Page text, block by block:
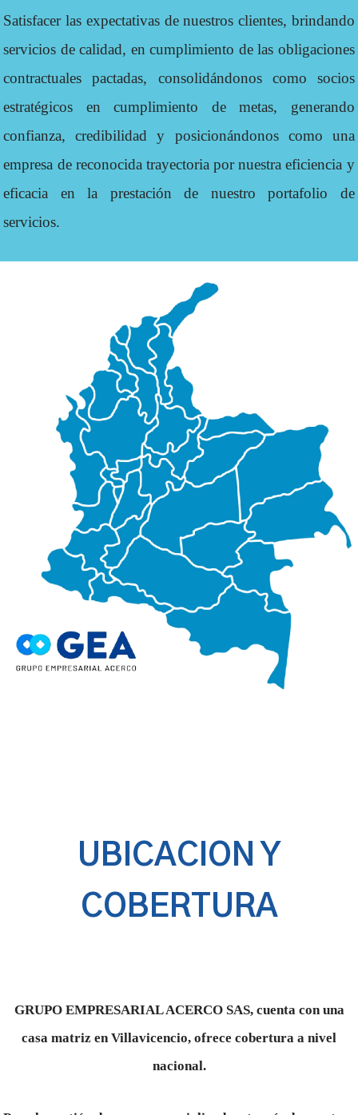
Satisfacer las expectativas de nuestros clientes, brindando
servicios de calidad, en cumplimiento de las obligaciones
contractuales pactadas, consolidándonos como socios
estratégicos en cumplimiento de metas, generando
confianza, credibilidad y posicionándonos como una
empresa de reconocida trayectoria por nuestra eficiencia y
eficacia en la prestación de nuestro portafolio de
servicios.
UBICACION Y
COBERTURA
GRUPO EMPRESARIAL ACERCO SAS, cuenta con una
casa matriz en Villavicencio, ofrece cobertura a nivel
nacional.